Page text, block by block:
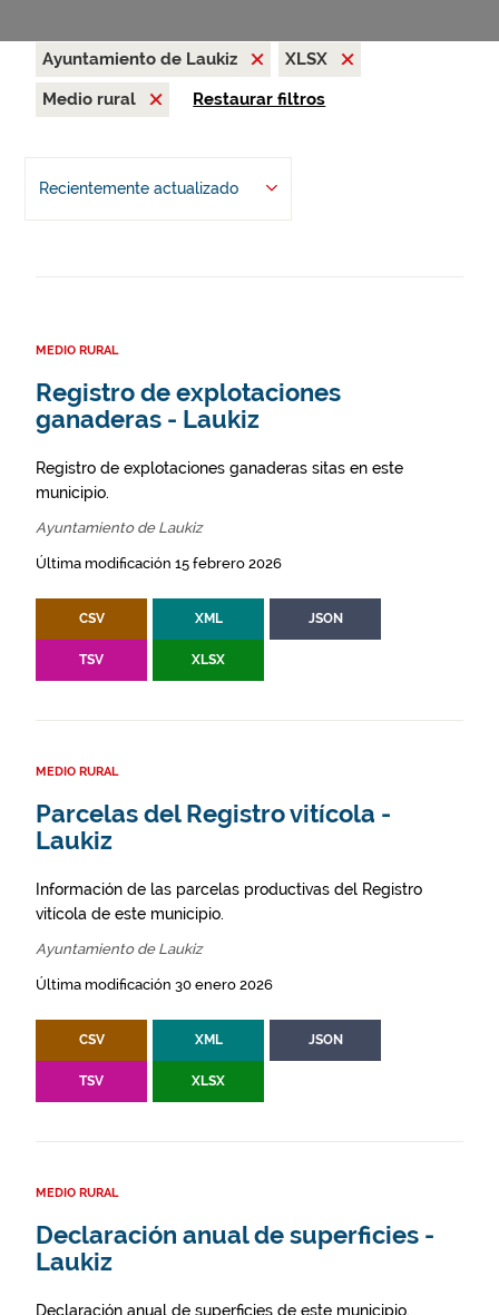
Ayuntamiento de Laukiz
XLSX
Medio rural
Restaurar filtros
Recientemente actualizado
MEDIO RURAL
Registro de explotaciones
ganaderas - Laukiz
Registro de explotaciones ganaderas sitas en este
municipio.
Ayuntamiento de Laukiz
Última modificación 15 febrero 2026
CSV XML JSON
TSV XLSX
MEDIO RURAL
Parcelas del Registro vitícola -
Laukiz
Información de las parcelas productivas del Registro
vitícola de este municipio.
Ayuntamiento de Laukiz
Última modificación 30 enero 2026
CSV XML JSON
TSV XLSX
MEDIO RURAL
Declaración anual de superficies -
Laukiz
Declaración anual de superficies de este municipio.